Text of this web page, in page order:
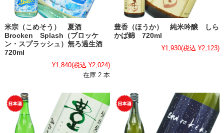
米宗（こめそう） 夏酒
Brocken Splash（ブロッケ
ン・スプラッシュ）無ろ過生酒
720ml
¥1,840(税込 ¥2,024)
在庫 2 本
豊香（ほうか） 純米吟醸 しら
かば錦 720ml
¥1,930(税込 ¥2,123)